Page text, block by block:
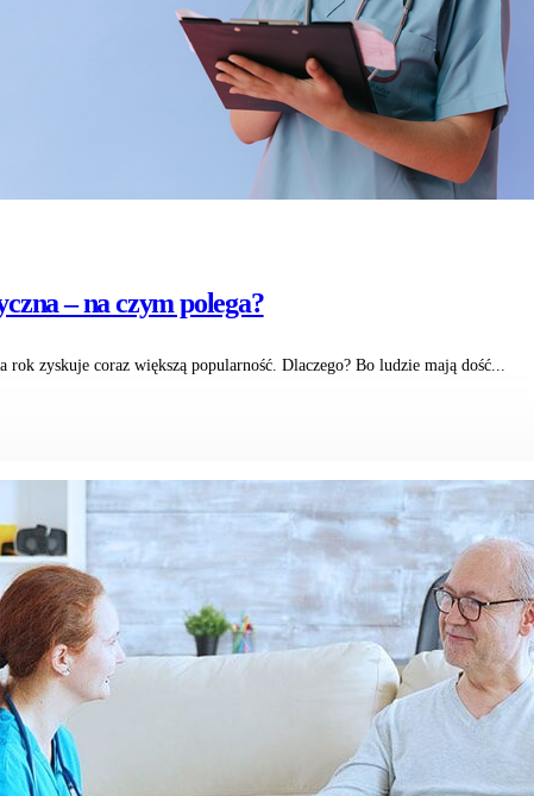
– na czym polega?
rok zyskuje coraz większą popularność. Dlaczego? Bo ludzie mają dość...